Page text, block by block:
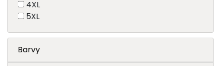
4XL
5XL
Barvy